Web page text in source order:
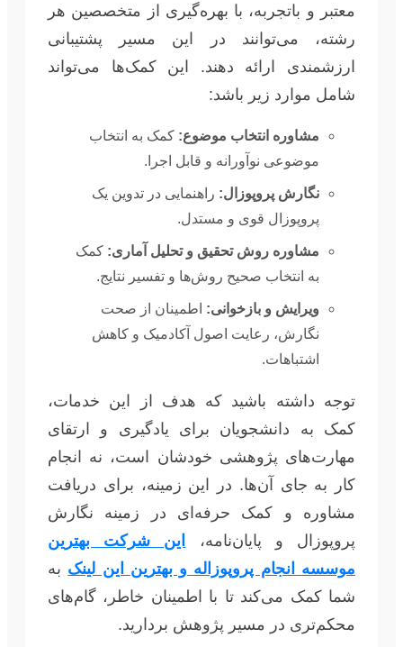
معتبر و باتجربه، با بهره‌گیری از متخصصین هر
رشته، می‌توانند در این مسیر پشتیبانی
ارزشمندی ارائه دهند. این کمک‌ها می‌تواند
شامل موارد زیر باشد:
مشاوره انتخاب موضوع: کمک به انتخاب
موضوعی نوآورانه و قابل اجرا.
نگارش پروپوزال: راهنمایی در تدوین یک
پروپوزال قوی و مستدل.
مشاوره روش تحقیق و تحلیل آماری: کمک
به انتخاب صحیح روش‌ها و تفسیر نتایج.
ویرایش و بازخوانی: اطمینان از صحت
نگارش، رعایت اصول آکادمیک و کاهش
اشتباهات.
توجه داشته باشید که هدف از این خدمات،
کمک به دانشجویان برای یادگیری و ارتقای
مهارت‌های پژوهشی خودشان است، نه انجام
کار به جای آن‌ها. در این زمینه، برای دریافت
مشاوره و کمک حرفه‌ای در زمینه نگارش
پروپوزال و پایان‌نامه،
این شرکت بهترین
موسسه انجام پروپوزاله و بهترین این لینک به
شما کمک می‌کند تا با اطمینان خاطر، گام‌های
محکم‌تری در مسیر پژوهش بردارید.